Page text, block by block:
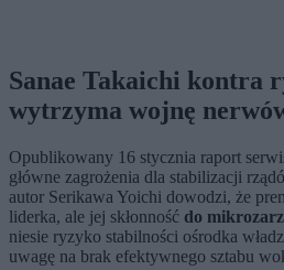
Sanae Takaichi kontra
wytrzyma wojnę
Opublikowany 16 stycznia raport
główne zagrożenia dla stabilizacji
autor Serikawa Yoichi dowodzi, że
liderka, ale jej skłonność do
niesie ryzyko stabilności ośrodka
uwagę na brak efektywnego sztabu